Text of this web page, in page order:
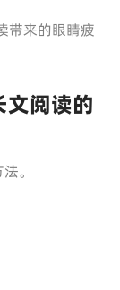
带来的眼睛疲
阅读的
。